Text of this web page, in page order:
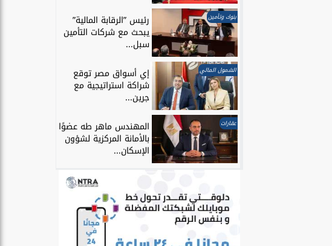
بنوك وتأمين رئيس ”الرقابة المالية”
يبحث مع شركات التأمين
سبل...
الشمول المالي إي أسواق مصر توقع
شراكة استراتيجية مع
جرين...
عقارات المهندس ماهر طه عضوًا
بالأمانة المركزية لشؤون
الإسكان...